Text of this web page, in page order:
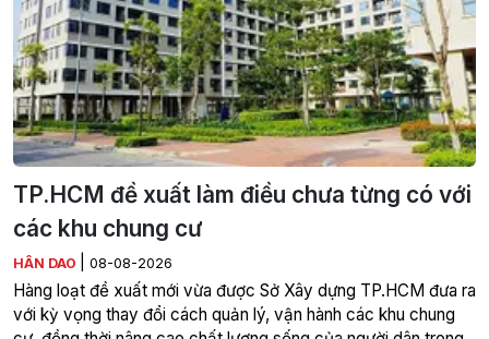
TP.HCM đề xuất làm điều chưa từng có với
các khu chung cư
HÂN DAO 08-08-2026
Hàng loạt đề xuất mới vừa được Sở Xây dựng TP.HCM đưa ra
với kỳ vọng thay đổi cách quản lý, vận hành các khu chung